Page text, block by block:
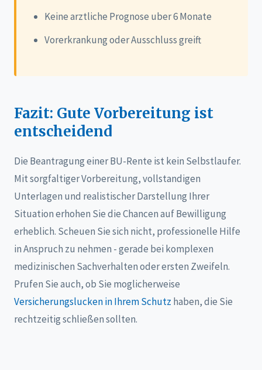
Keine arztliche Prognose uber 6 Monate
Vorerkrankung oder Ausschluss greift
Fazit: Gute Vorbereitung ist
entscheidend
Die Beantragung einer BU-Rente ist kein Selbstlaufer.
Mit sorgfaltiger Vorbereitung, vollstandigen
Unterlagen und realistischer Darstellung Ihrer
Situation erhohen Sie die Chancen auf Bewilligung
erheblich. Scheuen Sie sich nicht, professionelle Hilfe
in Anspruch zu nehmen - gerade bei komplexen
medizinischen Sachverhalten oder ersten Zweifeln.
Prufen Sie auch, ob Sie moglicherweise
Versicherungslucken in Ihrem Schutz haben, die Sie
rechtzeitig schließen sollten.